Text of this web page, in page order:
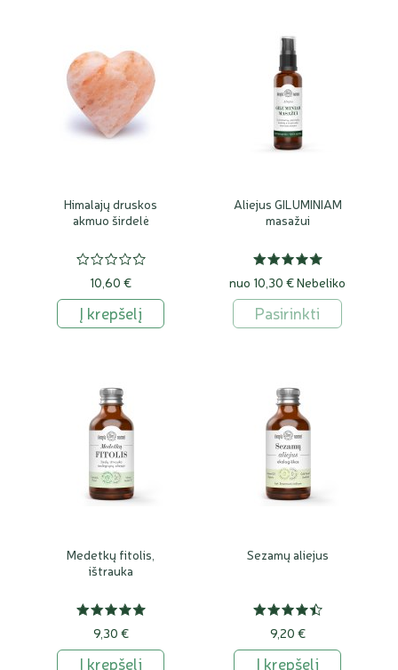
Himalajų druskos
akmuo širdelė
10,60 €
Į krepšelį
Aliejus GILUMINIAM
masažui
nuo 10,30 €Nebeliko
Pasirinkti
Medetkų fitolis,
ištrauka
9,30 €
Į krepšelį
Sezamų aliejus
9,20 €
Į krepšelį